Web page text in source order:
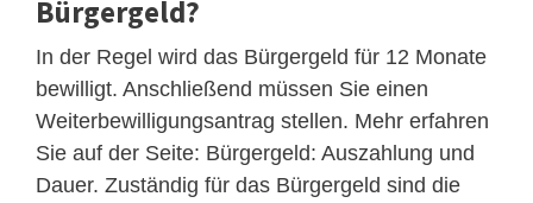
Bürgergeld?
In der Regel wird das Bürgergeld für 12 Monate
bewilligt. Anschließend müssen Sie einen
Weiterbewilligungsantrag stellen. Mehr erfahren
Sie auf der Seite: Bürgergeld: Auszahlung und
Dauer. Zuständig für das Bürgergeld sind die